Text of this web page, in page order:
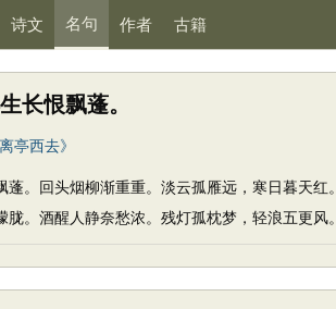
诗文 名句 作者 古籍
长恨飘蓬。
亭西去》
。回头烟柳渐重重。淡云孤雁远，寒日暮天红。
。酒醒人静奈愁浓。残灯孤枕梦，轻浪五更风。